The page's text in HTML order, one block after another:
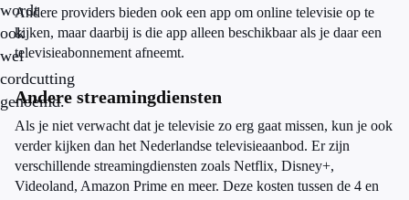
wordt
ook
wel
cordcutting
genoemd.
Andere providers bieden ook een app om online televisie op te
kijken, maar daarbij is die app alleen beschikbaar als je daar een
televisieabonnement afneemt.
Andere streamingdiensten
Als je niet verwacht dat je televisie zo erg gaat missen, kun je ook
verder kijken dan het Nederlandse televisieaanbod. Er zijn
verschillende streamingdiensten zoals Netflix, Disney+,
Videoland, Amazon Prime en meer. Deze kosten tussen de 4 en